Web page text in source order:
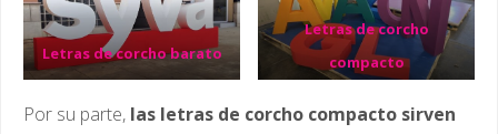
Letras de corcho barato
Letras de corcho
compacto
Por su parte, las letras de corcho compacto sirven